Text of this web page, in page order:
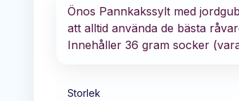
Önos Pannkakssylt med
att alltid använda de bästa
Innehåller 36 gram socker
Storlek